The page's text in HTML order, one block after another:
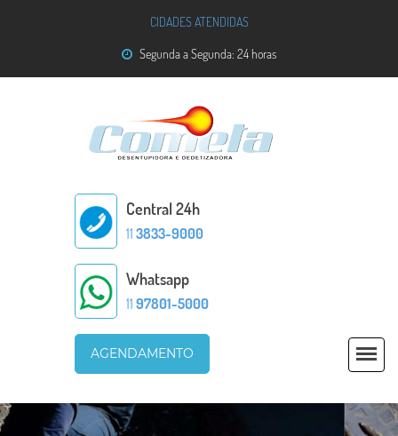
CIDADES ATENDIDAS
Segunda a Segunda: 24 horas
Central 24h
11 3833-9000
Whatsapp
11 97801-5000
AGENDAMENTO